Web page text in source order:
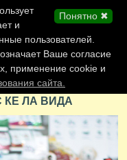
КЕ ЛА ВИДА
Понятно ✖
и
пользователей.
Ваше согласие
применение cookie и
сайта.